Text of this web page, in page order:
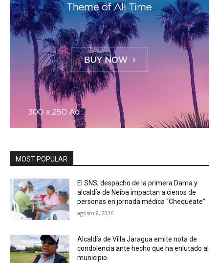
MOST POPULAR
El SNS, despacho de la primera Dama y
alcaldía de Neiba impactan a cienos de
personas en jornada médica “Chequéate”
agosto 8, 2026
Alcaldía de Villa Jaragua emite nota de
condolencia ante hecho que ha enlutado al
municipio.